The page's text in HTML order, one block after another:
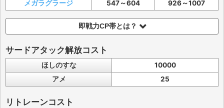
メガラグラージ
547～604 926～1007
即戦力CP帯とは？
サードアタック解放コスト
ほしのすな
10000
アメ
25
リトレーンコスト